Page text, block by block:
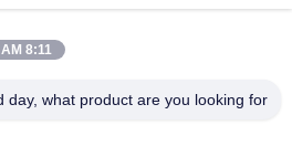
8:11 AM
Good day, what product are you looking